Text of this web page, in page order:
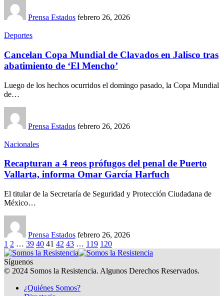
Prensa Estados febrero 26, 2026
Deportes
Cancelan Copa Mundial de Clavados en Jalisco tras
abatimiento de ‘El Mencho’
Luego de los hechos ocurridos el domingo pasado, la Copa Mundial
de…
Prensa Estados febrero 26, 2026
Nacionales
Recapturan a 4 reos prófugos del penal de Puerto
Vallarta, informa Omar García Harfuch
El titular de la Secretaría de Seguridad y Protección Ciudadana de
México…
Prensa Estados febrero 26, 2026
1 2 … 39 40 41 42 43 … 119 120
Síguenos
© 2024 Somos la Resistencia. Algunos Derechos Reservados.
¿Quiénes Somos?